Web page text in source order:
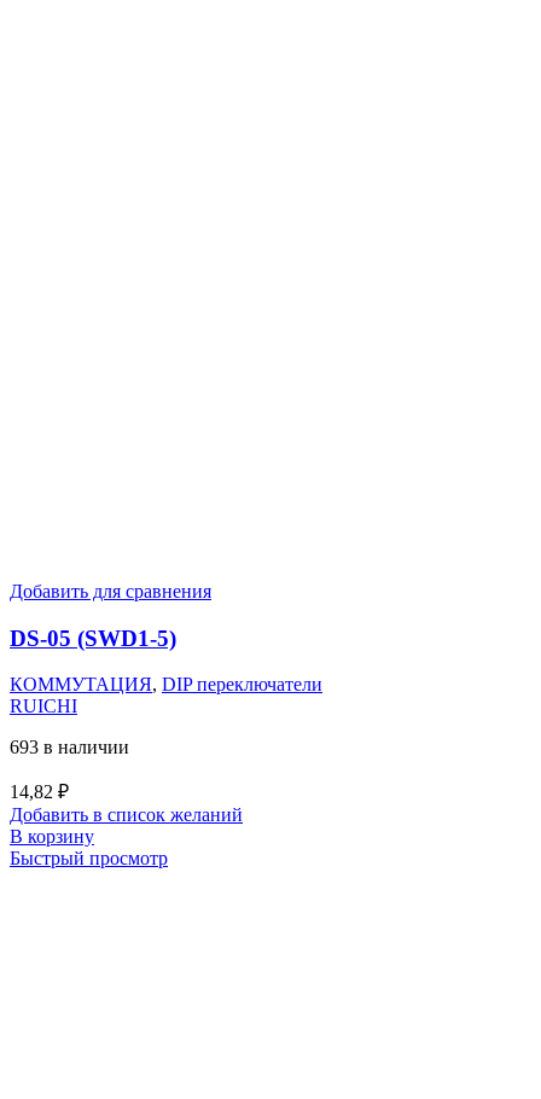
Добавить для сравнения
DS-05 (SWD1-5)
КОММУТАЦИЯ, DIP переключатели
RUICHI
693 в наличии
14,82 ₽
Добавить в список желаний
В корзину
Быстрый просмотр